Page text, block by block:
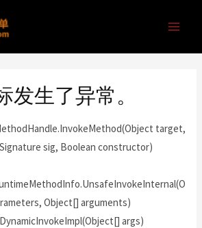
发生了异常。
target,
sig, Boolean constructor)
Object[] arguments)
args)